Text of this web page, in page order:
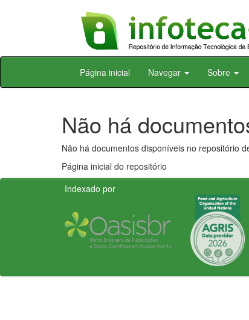
Skip
Página inicial Navegar Sobre
Não há
Não há documentos disponíveis no repositório
Página inicial do repositório
Indexado por